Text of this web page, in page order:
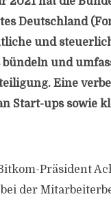
Deutschland
und
bündeln und
Eine
Start-ups sowie
Präsident
der